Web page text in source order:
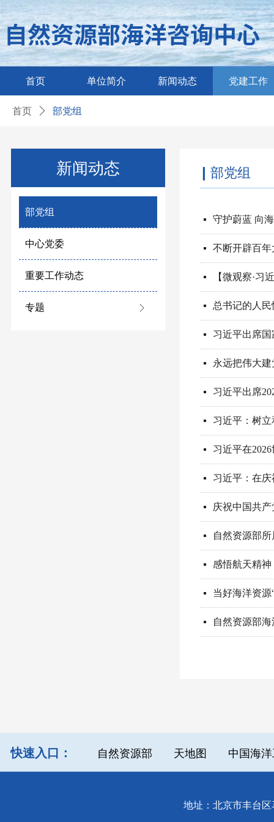
首页 单位简介 新闻动态 党建工作
首页 ꄲ 部党组
| 部党组
넷 守护蔚蓝 向
넷 不断开辟百
넷
넷 总书记的人
넷 习近平出席
넷 永远把伟大
넷 习近平出席
넷 习近平：树
넷 习近平在
넷 习近平：在
넷 庆祝中国共
넷 自然资源部
넷 感悟航天精
넷 当好海洋资源
넷 自然资源部
新闻动态
部党组
中心党委
重要工作动态
专题 ꁕ
地址：北京市丰台
快速入口： 自然资源部 天地图 中国海